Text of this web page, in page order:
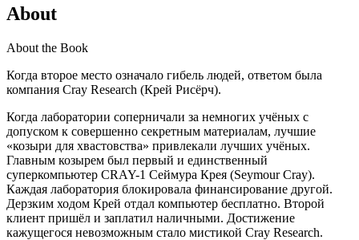
About
About the Book
Когда второе место означало гибель людей, ответом была
компания Cray Research (Крей Рисёрч).
Когда лаборатории соперничали за немногих учёных с
допуском к совершенно секретным материалам, лучшие
«козыри для хвастовства» привлекали лучших учёных.
Главным козырем был первый и единственный
суперкомпьютер CRAY-1 Сеймура Крея (Seymour Cray).
Каждая лаборатория блокировала финансирование другой.
Дерзким ходом Крей отдал компьютер бесплатно. Второй
клиент пришёл и заплатил наличными. Достижение
кажущегося невозможным стало мистикой Cray Research.